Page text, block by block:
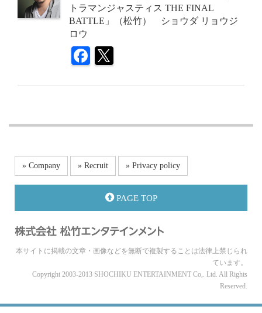
トラマンジャスティス THE FINAL
BATTLE」（松竹） ショウダ リョウジ
ロウ
» Company » Recruit » Privacy policy
PAGE TOP
本サイトに掲載の文章・画像などを無断で複製することは法律上禁じられ
ています。
Copyright 2003-2013 SHOCHIKU ENTERTAINMENT Co,. Ltd. All Rights
Reserved.